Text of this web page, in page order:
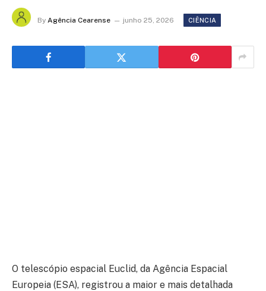
By Agência Cearense junho 25, 2026 CIÊNCIA
O telescópio espacial Euclid, da Agência Espacial
Europeia (ESA), registrou a maior e mais detalhada